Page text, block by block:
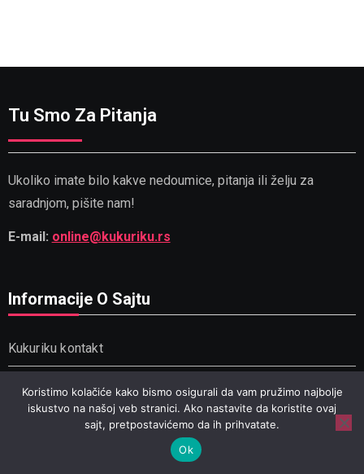
Tu Smo Za Pitanja
Ukoliko imate bilo kakve nedoumice, pitanja ili želju za
saradnjom, pišite nam!
E-mail: online@kukuriku.rs
Informacije O Sajtu
Kukuriku kontakt
Malo o nama
Politika Privatnosti
Koristimo kolačiće kako bismo osigurali da vam pružimo najbolje
iskustvo na našoj veb stranici. Ako nastavite da koristite ovaj
sajt, pretpostavićemo da ih prihvatate.
Ok